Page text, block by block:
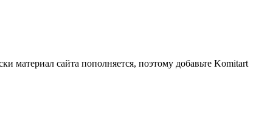
сайта пополняется, поэтому добавьте Komitart